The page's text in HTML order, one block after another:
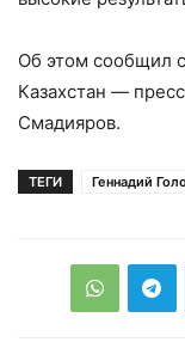
Об этом сообщил
Казахстан —
Смадияров.
ТЕГИ Геннадий